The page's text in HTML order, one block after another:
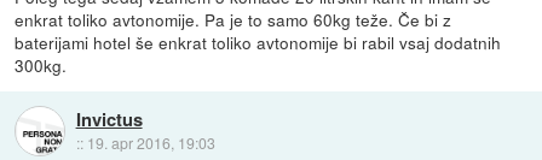
enkrat toliko avtonomije. Pa je to samo 60kg teže. Če bi z
baterijami hotel še enkrat toliko avtonomije bi rabil vsaj dodatnih
300kg.
Invictus
:: 19. apr 2016, 19:03